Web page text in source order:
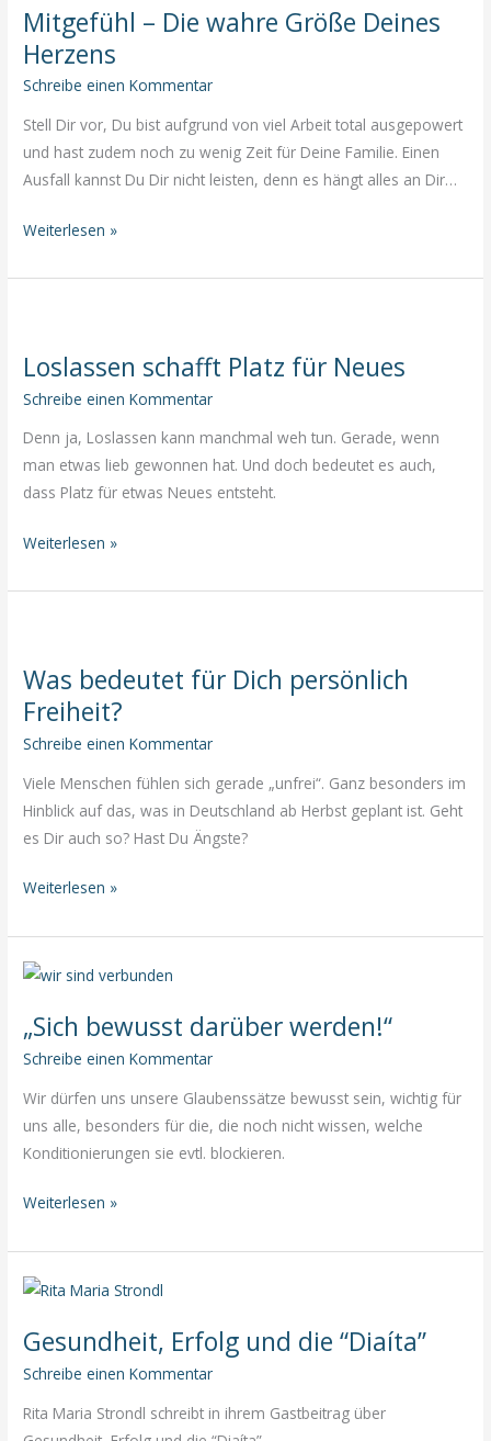
Mitgefühl – Die wahre Größe Deines
Herzens
Schreibe einen Kommentar
Stell Dir vor, Du bist aufgrund von viel Arbeit total ausgepowert
und hast zudem noch zu wenig Zeit für Deine Familie. Einen
Ausfall kannst Du Dir nicht leisten, denn es hängt alles an Dir…
Mitgefühl
Die
Deines
Herzens
Weiterlesen »
Loslassen schafft Platz für Neues
Schreibe einen Kommentar
Denn ja, Loslassen kann manchmal weh tun. Gerade, wenn
man etwas lieb gewonnen hat. Und doch bedeutet es auch,
dass Platz für etwas Neues entsteht.
Loslassen
Platz
Weiterlesen »
Was bedeutet für Dich persönlich
Freiheit?
Schreibe einen Kommentar
Viele Menschen fühlen sich gerade „unfrei“. Ganz besonders im
Hinblick auf das, was in Deutschland ab Herbst geplant ist. Geht
es Dir auch so? Hast Du Ängste?
Was
für
Dich
Freiheit?
Weiterlesen »
„Sich bewusst darüber werden!“
Schreibe einen Kommentar
Wir dürfen uns unsere Glaubenssätze bewusst sein, wichtig für
uns alle, besonders für die, die noch nicht wissen, welche
Konditionierungen sie evtl. blockieren.
„Sich
darüber
werden!“
Weiterlesen »
Gesundheit, Erfolg und die “Diaíta”
Schreibe einen Kommentar
Rita Maria Strondl schreibt in ihrem Gastbeitrag über